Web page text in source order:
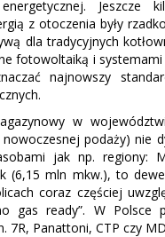
Jeszcze
z otoczenia były
dla tradycyjnych
fotowoltaiką i
najnowszy
w
podaży) nie
jak np. regiony:
(6,15 mln mkw.), to
coraz częściej
gas ready”. W Polsce
7R, Panattoni, CTP czy